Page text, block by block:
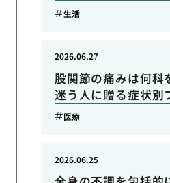
生活
股関節の痛みは何科
迷う人に贈る症状別
2026.06.27
医療
2026.06.25